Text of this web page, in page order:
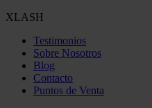
XLASH
Testimonios
Sobre Nosotros
Blog
Contacto
Puntos de Venta